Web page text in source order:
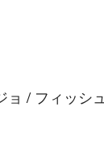
ョ / フィッシ